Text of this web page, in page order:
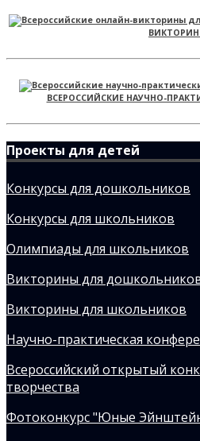
ВСЕРОССИЙСКИЕ НАУЧНО-
Проекты для детей
Конкурсы для дошкольников
Конкурсы для школьников
Олимпиады для школьников
Викторины для
Викторины для школьников
Научно-практическая
Всероссийский открытый
творчества
Фотоконкурс "Юные